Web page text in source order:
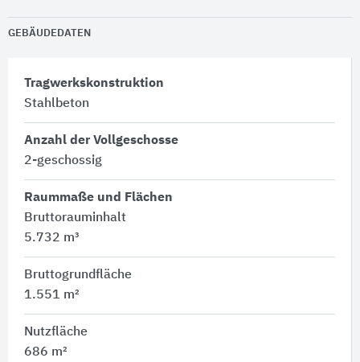
GEBÄUDEDATEN
Tragwerkskonstruktion
Stahlbeton
Anzahl der Vollgeschosse
2-geschossig
Raummaße und Flächen
Bruttorauminhalt
5.732 m³
Bruttogrundfläche
1.551 m²
Nutzfläche
686 m²